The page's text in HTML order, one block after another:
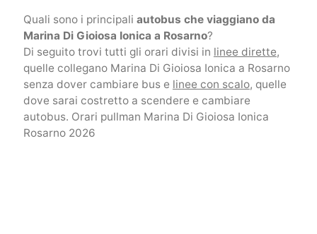
Quali sono i principali autobus che viaggiano da
Marina Di Gioiosa Ionica a Rosarno?
Di seguito trovi tutti gli orari divisi in linee dirette,
quelle collegano Marina Di Gioiosa Ionica a Rosarno
senza dover cambiare bus e linee con scalo, quelle
dove sarai costretto a scendere e cambiare
autobus. Orari pullman Marina Di Gioiosa Ionica
Rosarno 2026